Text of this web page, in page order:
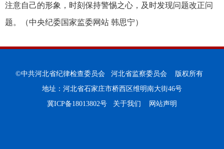
注意自己的形象，时刻保持警惕之心，及时发现问题改正问
题。（中央纪委国家监委网站 韩思宁）
©中共河北省纪律检查委员会 河北省监察委员会 版权所有
地址：河北省石家庄市桥西区维明南大街46号
冀ICP备18013802号
关于我们 网站声明